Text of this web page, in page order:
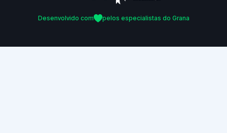
Desenvolvido com pelos especialistas do Grana